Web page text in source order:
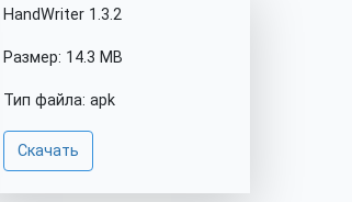
HandWriter 1.3.2
Размер: 14.3 MB
Тип файла: apk
Скачать